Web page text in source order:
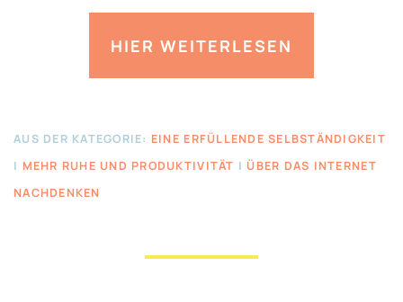
HIER WEITERLESEN
AUS DER KATEGORIE: EINE ERFÜLLENDE SELBSTÄNDIGKEIT
| MEHR RUHE UND PRODUKTIVITÄT | ÜBER DAS INTERNET
NACHDENKEN